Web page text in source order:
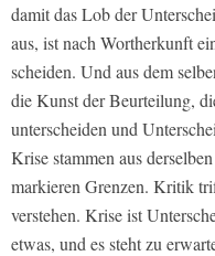
damit das Lob der
aus, ist nach Wortherkunft
scheiden. Und aus dem
die Kunst der Beurteilung,
unterscheiden und
Krise stammen aus
markieren Grenzen. Kritik
verstehen. Krise ist
etwas, und es steht zu